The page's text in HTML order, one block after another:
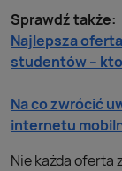
Sprawdź także:
Najlepsza
studentów –
Na co zwrócić
internetu
Nie każda oferta